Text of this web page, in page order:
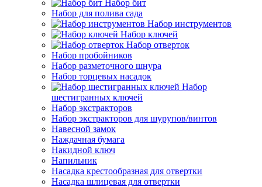
Набор бит
Набор для полива сада
Набор инструментов
Набор ключей
Набор отверток
Набор пробойников
Набор разметочного шнура
Набор торцевых насадок
Набор
шестигранных ключей
Набор экстракторов
Набор экстракторов для шурупов/винтов
Навесной замок
Наждачная бумага
Накидной ключ
Напильник
Насадка крестообразная для отвертки
Насадка шлицевая для отвертки